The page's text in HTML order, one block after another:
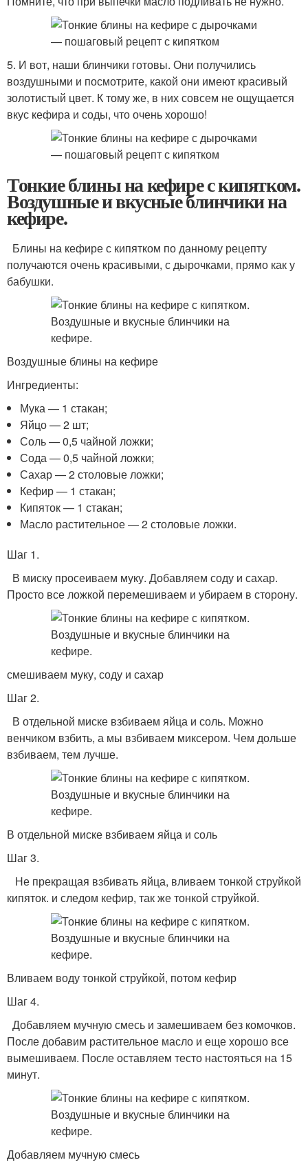
5. И вот, наши блинчики готовы. Они получились
воздушными и посмотрите, какой они имеют красивый
золотистый цвет. К тому же, в них совсем не ощущается
вкус кефира и соды, что очень хорошо!
Тонкие блины на кефире с кипятком.
Воздушные и вкусные блинчики на
кефире.
Блины на кефире с кипятком по данному рецепту
получаются очень красивыми, с дырочками, прямо как у
бабушки.
Воздушные блины на кефире
Ингредиенты:
Мука — 1 стакан;
Яйцо — 2 шт;
Соль — 0,5 чайной ложки;
Сода — 0,5 чайной ложки;
Сахар — 2 столовые ложки;
Кефир — 1 стакан;
Кипяток — 1 стакан;
Масло растительное — 2 столовые ложки.
Шаг 1.
В миску просеиваем муку. Добавляем соду и сахар.
Просто все ложкой перемешиваем и убираем в сторону.
смешиваем муку, соду и сахар
Шаг 2.
В отдельной миске взбиваем яйца и соль. Можно
венчиком взбить, а мы взбиваем миксером. Чем дольше
взбиваем, тем лучше.
В отдельной миске взбиваем яйца и соль
Шаг 3.
Не прекращая взбивать яйца, вливаем тонкой струйкой
кипяток. и следом кефир, так же тонкой струйкой.
Вливаем воду тонкой струйкой, потом кефир
Шаг 4.
Добавляем мучную смесь и замешиваем без комочков.
После добавим растительное масло и еще хорошо все
вымешиваем. После оставляем тесто настояться на 15
минут.
Добавляем мучную смесь